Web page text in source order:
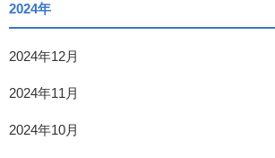
2024年
2024年12月
2024年11月
2024年10月